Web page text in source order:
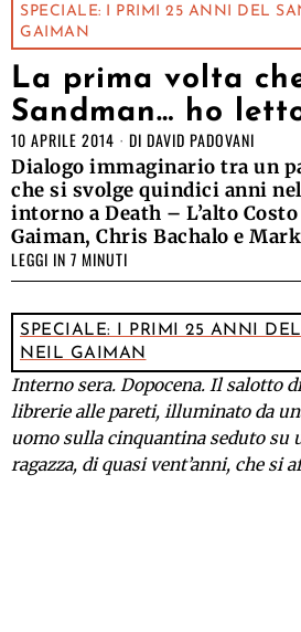
SPECIALE: I PRIMI 25 ANNI DEL
GAIMAN
La prima volta
Sandman… ho
10 APRILE 2014 DI DAVID PADOVANI
Dialogo immaginario tra un
che si svolge quindici anni
intorno a Death – L’alto
Gaiman, Chris Bachalo e
LEGGI IN 7 MINUTI
SPECIALE: I PRIMI 25 ANNI
NEIL GAIMAN
Interno sera. Dopocena. Il salotto
librerie alle pareti, illuminato da
uomo sulla cinquantina seduto su
ragazza, di quasi vent’anni, che si